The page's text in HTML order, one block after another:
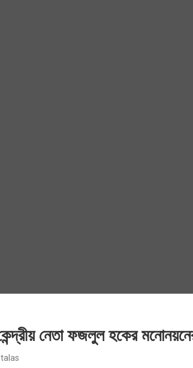
নেতা ফজলুল হকের
talas